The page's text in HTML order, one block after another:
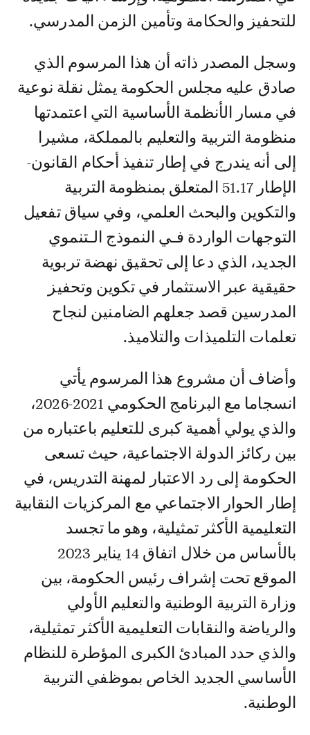
للتحفيز والحكامة وتأمين الزمن المدرسي.
وسجل المصدر ذاته أن هذا المرسوم الذي
صادق عليه مجلس الحكومة يمثل نقلة نوعية
في مسار الأنظمة الأساسية التي اعتمدتها
منظومة التربية والتعليم بالمملكة، مشيرا
إلى أنه يندرج في إطار تنفيذ أحكام القانون-
الإطار 51.17 المتعلق بمنظومة التربية
والتكوين والبحث العلمي، وفي سياق تفعيل
التوجهات الواردة فـي النموذج الـتنموي
الجديد، الذي دعا إلى تحقيق نهضة تربوية
حقيقية عبر الاستثمار في تكوين وتحفيز
المدرسين قصد جعلهم الضامنين لنجاح
تعلمات التلميذات والتلاميذ.
وأضاف أن مشروع هذا المرسوم يأتي
انسجاما مع البرنامج الحكومي 2021-2026،
والذي يولي أهمية كبرى للتعليم باعتباره من
بين ركائز الدولة الاجتماعية، حيث تسعى
الحكومة إلى رد الاعتبار لمهنة التدريس، في
إطار الحوار الاجتماعي مع المركزيات النقابية
التعليمية الأكثر تمثيلية، وهو ما تجسد
بالأساس من خلال اتفاق 14 يناير 2023
الموقع تحت إشراف رئيس الحكومة، بين
وزارة التربية الوطنية والتعليم الأولي
والرياضة والنقابات التعليمية الأكثر تمثيلية،
والذي حدد المبادئ الكبرى المؤطرة للنظام
الأساسي الجديد الخاص بموظفي التربية
الوطنية.